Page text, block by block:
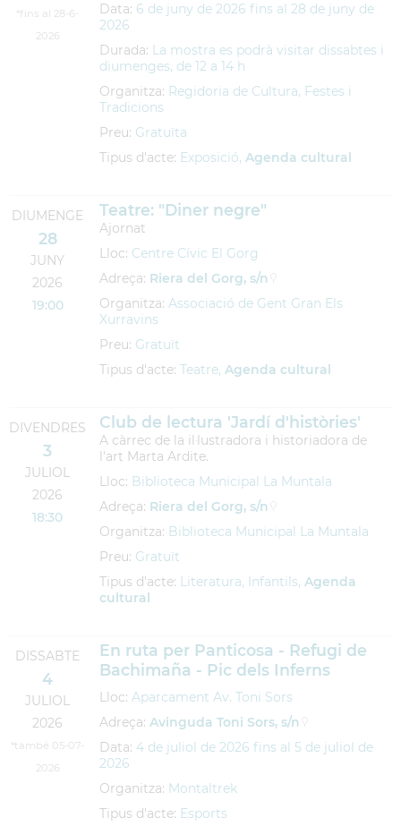
*fins al 28-6-
2026
Data: 6 de juny de 2026 fins al 28 de juny de
2026
Durada: La mostra es podrà visitar dissabtes i
diumenges, de 12 a 14 h
Organitza: Regidoria de Cultura, Festes i
Tradicions
Preu: Gratuïta
Tipus d'acte: Exposició, Agenda cultural
DIUMENGE
28
JUNY
2026
19:00
Teatre: "Diner negre"
Ajornat
Lloc: Centre Cívic El Gorg
Adreça: Riera del Gorg, s/n
Organitza: Associació de Gent Gran Els
Xurravins
Preu: Gratuït
Tipus d'acte: Teatre, Agenda cultural
DIVENDRES
3
JULIOL
2026
18:30
Club de lectura 'Jardí d'històries'
A càrrec de la il·lustradora i historiadora de
l'art Marta Ardite.
Lloc: Biblioteca Municipal La Muntala
Adreça: Riera del Gorg, s/n
Organitza: Biblioteca Municipal La Muntala
Preu: Gratuït
Tipus d'acte: Literatura, Infantils, Agenda
cultural
DISSABTE
4
JULIOL
2026
*també 05-07-
2026
En ruta per Panticosa - Refugi de
Bachimaña - Pic dels Inferns
Lloc: Aparcament Av. Toni Sors
Adreça: Avinguda Toni Sors, s/n
Data: 4 de juliol de 2026 fins al 5 de juliol de
2026
Organitza: Montaltrek
Tipus d'acte: Esports